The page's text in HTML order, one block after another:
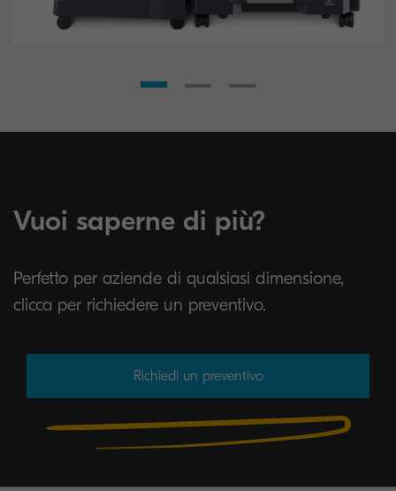
Vuoi saperne di più?
Perfetto per aziende di qualsiasi dimensione,
clicca per richiedere un preventivo.
Richiedi un preventivo